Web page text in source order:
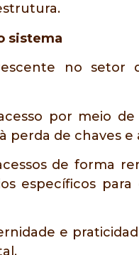
sistema
no setor
por meio
de chaves e
de forma
específicos
e